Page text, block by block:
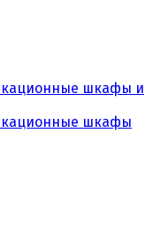
шкафы и
шкафы